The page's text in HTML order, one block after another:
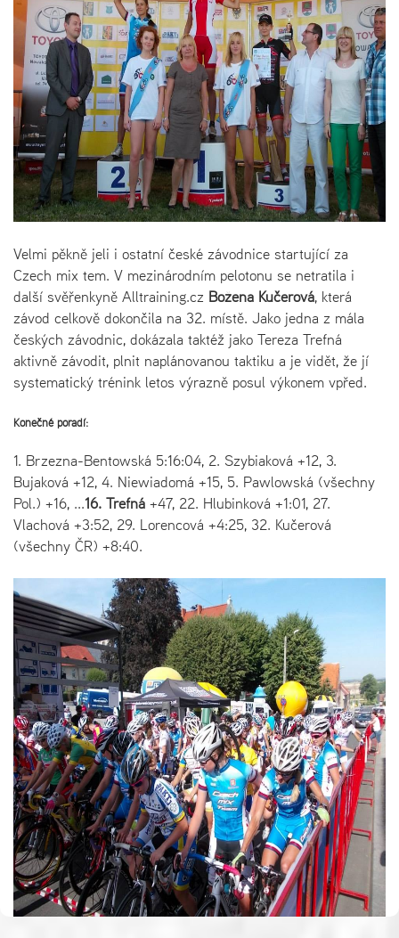
Velmi pěkně jeli i ostatní české závodnice startující za
Czech mix tem. V mezinárodním pelotonu se netratila i
další svěřenkyně Alltraining.cz Božena Kučerová, která
závod celkově dokončila na 32. místě. Jako jedna z mála
českých závodnic, dokázala taktéž jako Tereza Trefná
aktivně závodit, plnit naplánovanou taktiku a je vidět, že jí
systematický trénink letos výrazně posul výkonem vpřed.
Konečné pořadí:
1. Brzezna-Bentowská 5:16:04, 2. Szybiaková +12, 3.
Bujaková +12, 4. Niewiadomá +15, 5. Pawlowská (všechny
Pol.) +16, ...16. Trefná +47, 22. Hlubinková +1:01, 27.
Vlachová +3:52, 29. Lorencová +4:25, 32. Kučerová
(všechny ČR) +8:40.